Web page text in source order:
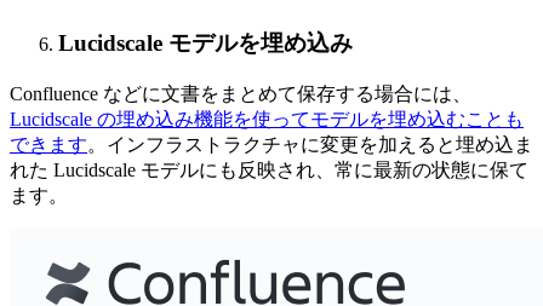
Lucidscale モデルを埋め込み
Confluence などに文書をまとめて保存する場合には、
Lucidscale の埋め込み機能を使ってモデルを埋め込むことも
できます。インフラストラクチャに変更を加えると埋め込ま
れた Lucidscale モデルにも反映され、常に最新の状態に保て
ます。